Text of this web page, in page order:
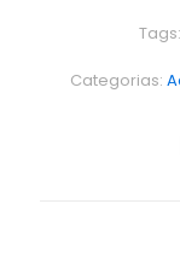
Categorias:
Tags: